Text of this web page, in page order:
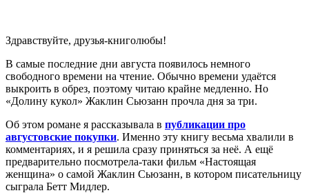
Здравствуйте, друзья-книголюбы!
В самые последние дни августа появилось немного
свободного времени на чтение. Обычно времени удаётся
выкроить в обрез, поэтому читаю крайне медленно. Но
«Долину кукол» Жаклин Сьюзанн прочла дня за три.
Об этом романе я рассказывала в публикации про
августовские покупки. Именно эту книгу весьма хвалили в
комментариях, и я решила сразу приняться за неё. А ещё
предварительно посмотрела-таки фильм «Настоящая
женщина» о самой Жаклин Сьюзанн, в котором писательницу
сыграла Бетт Мидлер.